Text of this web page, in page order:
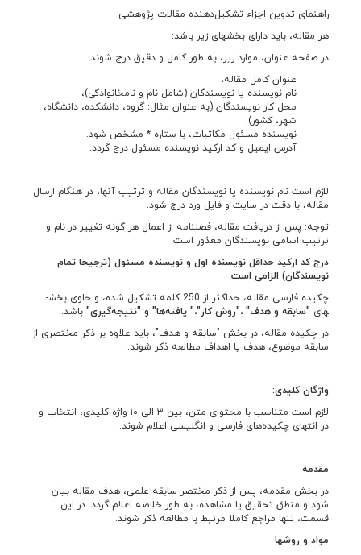
راهنمای تدوین اجزاء تشکیل‌­دهنده مقالات پژوهشی
هر مقاله، باید دارای بخش­های زیر باشد:
در صفحه عنوان، موارد زیر، به طور کامل و دقیق درج شوند:
عنوان کامل مقاله،
نام نویسنده یا نویسندگان (شامل نام و نام­خانوادگی)،
محل کار نویسندگان (به عنوان مثال: گروه، دانشکده، دانشگاه،
شهر، کشور).
نویسنده مسئول مکاتبات، با ستاره * مشخص شود.
آدرس ایمیل و کد ارکید نویسنده مسئول درج گردد.
لازم است نام نویسنده یا نویسندگان مقاله و ترتیب آنها، در هنگام ارسال
مقاله، با دقت در سایت و فایل ورد درج شود.
توجه: پس از دریافت مقاله، فصلنامه از اعمال هر گونه تغییر در نام و
ترتیب اسامی نویسندگان معذور است.
درج کد ارکید حداقل نویسنده اول و نویسنده مسئول (ترجیحا تمام
نویسندگان) الزامی است.
چکیده فارسی مقاله، حداکثر از 250 کلمه تشکیل شده، و حاوی بخش­
های "سابقه و هدف" ،"روش کار"،" یافته‌­ها" و "نتیجه‌­گیری" باشد.
در چکیده مقاله، در بخش "سابقه و هدف"، باید علاوه بر ذکر مختصری از
سابقه موضوع، هدف یا اهداف مطالعه ذکر شوند.
واژگان کلیدی:
لازم است متناسب با محتوای متن، بین ۳ الی ۱۰ واژه کلیدی، انتخاب و
در انتهای چکیده­‌های فارسی و انگلیسی اعلام شوند.
مقدمه
در بخش مقدمه، پس از ذکر مختصر سابقه علمی، هدف مقاله بیان
شود و منطق تحقیق یا مشاهده، به طور خلاصه اعلام گردد. در این
قسمت، تنها مراجع کاملا مرتبط با مطالعه ذکر شوند.
مواد و روش­ها